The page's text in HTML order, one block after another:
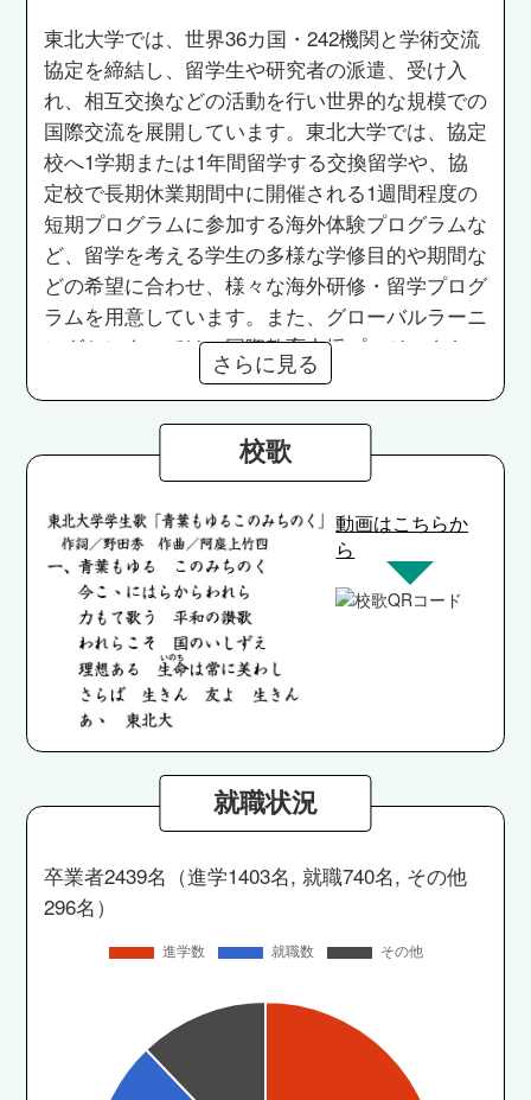
究員）を対象とした博士人材育成ユニットを設置
しており、一人ひとりの研究内容・スキル・個性
等を考慮しながらキャリアの検討を行う個別キャ
リア支援や、企業と博士学生・ポスドクの交流・
情報交換会としてジョブフェアなどが実施されて
います。
東北大学では、世界36カ国・242機関と学術交流
協定を締結し、留学生や研究者の派遣、受け入
れ、相互交換などの活動を行い世界的な規模での
国際交流を展開しています。東北大学では、協定
校へ1学期または1年間留学する交換留学や、協
定校で長期休業期間中に開催される1週間程度の
短期プログラムに参加する海外体験プログラムな
ど、留学を考える学生の多様な学修目的や期間な
どの希望に合わせ、様々な海外研修・留学プログ
ラムを用意しています。また、グローバルラーニ
ングセンターでは、国際教育支援プロジェクト
「Be Global プロジェクト」の一環で海外の協定
校が提供するオンライン研修や、海外大学の授業
を東北大学に通いながら履修できる機会を提供し
ています。さらに、特別選抜等で入学が決まって
インで実施しています。また、留学準備支援をオ
ンライン化し、「留学情報セミナー」や、「留学
とコンピテンシーセミナー」の開催、海外協定校
の学生と交流できるオンラインイベントなどを実
施しています。
さらに見る
校歌
動画はこちらか
ら
就職状況
卒業者2439名（進学1403名, 就職740名, その他
296名）